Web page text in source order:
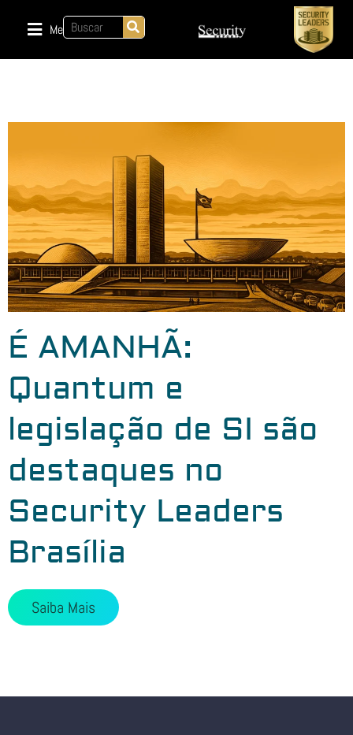
Menu
É AMANHÃ:
Quantum e
legislação de SI são
destaques no
Security Leaders
Brasília
Saiba Mais